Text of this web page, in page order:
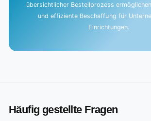
übersichtlicher Bestellprozess
und effiziente Beschaffung für
Einrichtungen.
Häufig gestellte Fragen